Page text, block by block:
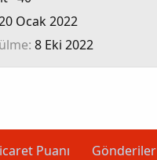
Ocak 2022
8 Eki 2022
Puanı Gönderiler